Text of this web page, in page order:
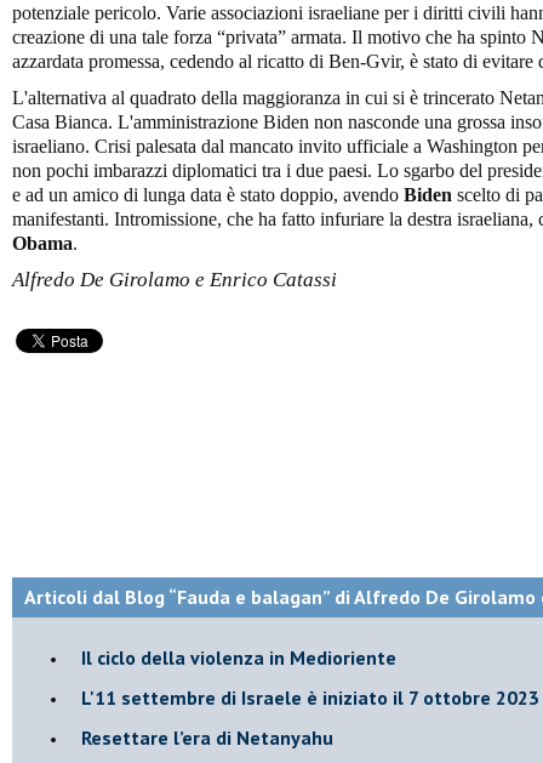
potenziale pericolo. Varie associazioni israeliane per i diritti civili
creazione di una tale forza “privata” armata. Il motivo che ha spinto
azzardata promessa, cedendo al ricatto di Ben-Gvir, è stato di
L'alternativa al quadrato della maggioranza in cui si è trincerato
Casa Bianca. L'amministrazione Biden non nasconde una grossa
israeliano. Crisi palesata dal mancato invito ufficiale a Washington
non pochi imbarazzi diplomatici tra i due paesi. Lo sgarbo del
e ad un amico di lunga data è stato doppio, avendo Biden scelto di
manifestanti. Intromissione, che ha fatto infuriare la destra israeliana,
Obama.
Alfredo De Girolamo e Enrico Catassi
Articoli dal Blog “Fauda e balagan” di Alfredo De Girolamo
Il ciclo della violenza in Medioriente
L'11 settembre di Israele è iniziato il 7 ottobre 2023
Resettare l’era di Netanyahu